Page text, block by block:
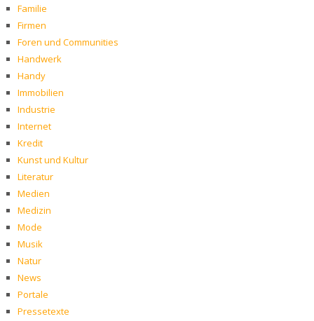
Familie
Firmen
Foren und Communities
Handwerk
Handy
Immobilien
Industrie
Internet
Kredit
Kunst und Kultur
Literatur
Medien
Medizin
Mode
Musik
Natur
News
Portale
Pressetexte